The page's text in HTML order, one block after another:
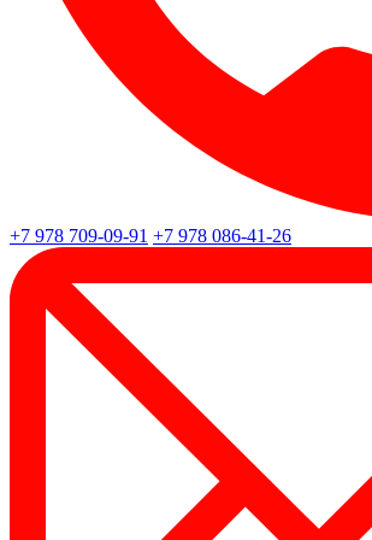
+7 978 709-09-91 +7 978 086-41-26